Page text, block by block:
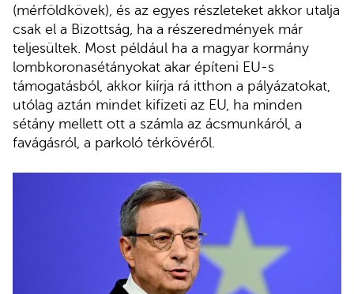
(mérföldkövek), és az egyes részleteket akkor utalja
csak el a Bizottság, ha a részeredmények már
teljesültek. Most például ha a magyar kormány
lombkoronasétányokat akar építeni EU-s
támogatásból, akkor kiírja rá itthon a pályázatokat,
utólag aztán mindet kifizeti az EU, ha minden
sétány mellett ott a számla az ácsmunkáról, a
favágásról, a parkoló térkövéről.